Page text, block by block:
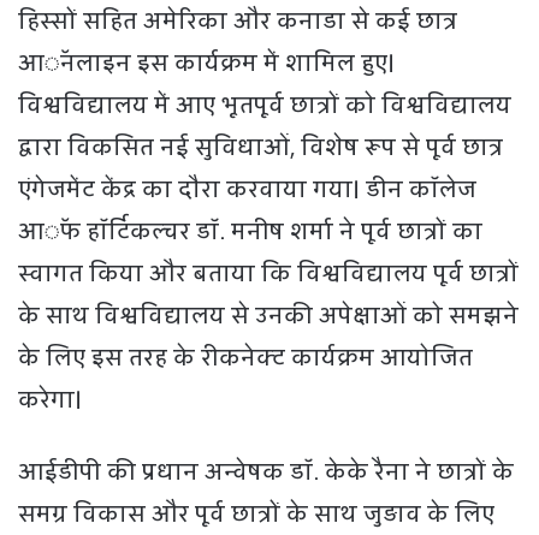
हिस्सों सहित अमेरिका और कनाडा से कई छात्र
आॅनलाइन इस कार्यक्रम में शामिल हुए।
विश्वविद्यालय में आए भूतपूर्व छात्रों को विश्वविद्यालय
द्वारा विकसित नई सुविधाओं, विशेष रूप से पूर्व छात्र
एंगेजमेंट केंद्र का दौरा करवाया गया। डीन कॉलेज
आॅफ हॉर्टिकल्चर डॉ. मनीष शर्मा ने पूर्व छात्रों का
स्वागत किया और बताया कि विश्वविद्यालय पूर्व छात्रों
के साथ विश्वविद्यालय से उनकी अपेक्षाओं को समझने
के लिए इस तरह के रीकनेक्ट कार्यक्रम आयोजित
करेगा।
आईडीपी की प्रधान अन्वेषक डॉ. केके रैना ने छात्रों के
समग्र विकास और पूर्व छात्रों के साथ जुड़ाव के लिए